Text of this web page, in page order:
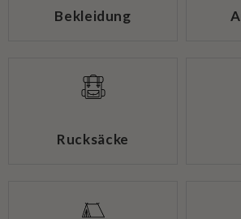
Bekleidung
Rucksäcke